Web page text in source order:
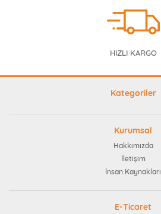
HIZLI KARGO
Kategoriler
Kurumsal
Hakkımızda
İletişim
İnsan Kaynakları
E-Ticaret